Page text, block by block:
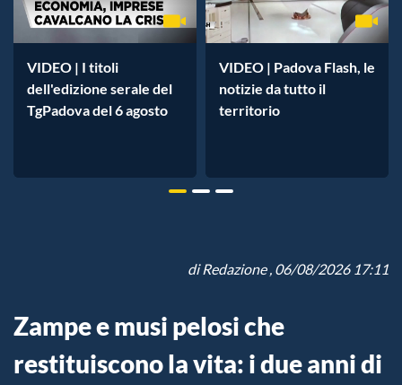
VIDEO | I titoli
dell'edizione serale del
TgPadova del 6 agosto
VIDEO | Padova Flash, le
notizie da tutto il
territorio
diRedazione, 06/08/2026 17:11
Zampe e musi pelosi che
restituiscono la vita: i due anni di